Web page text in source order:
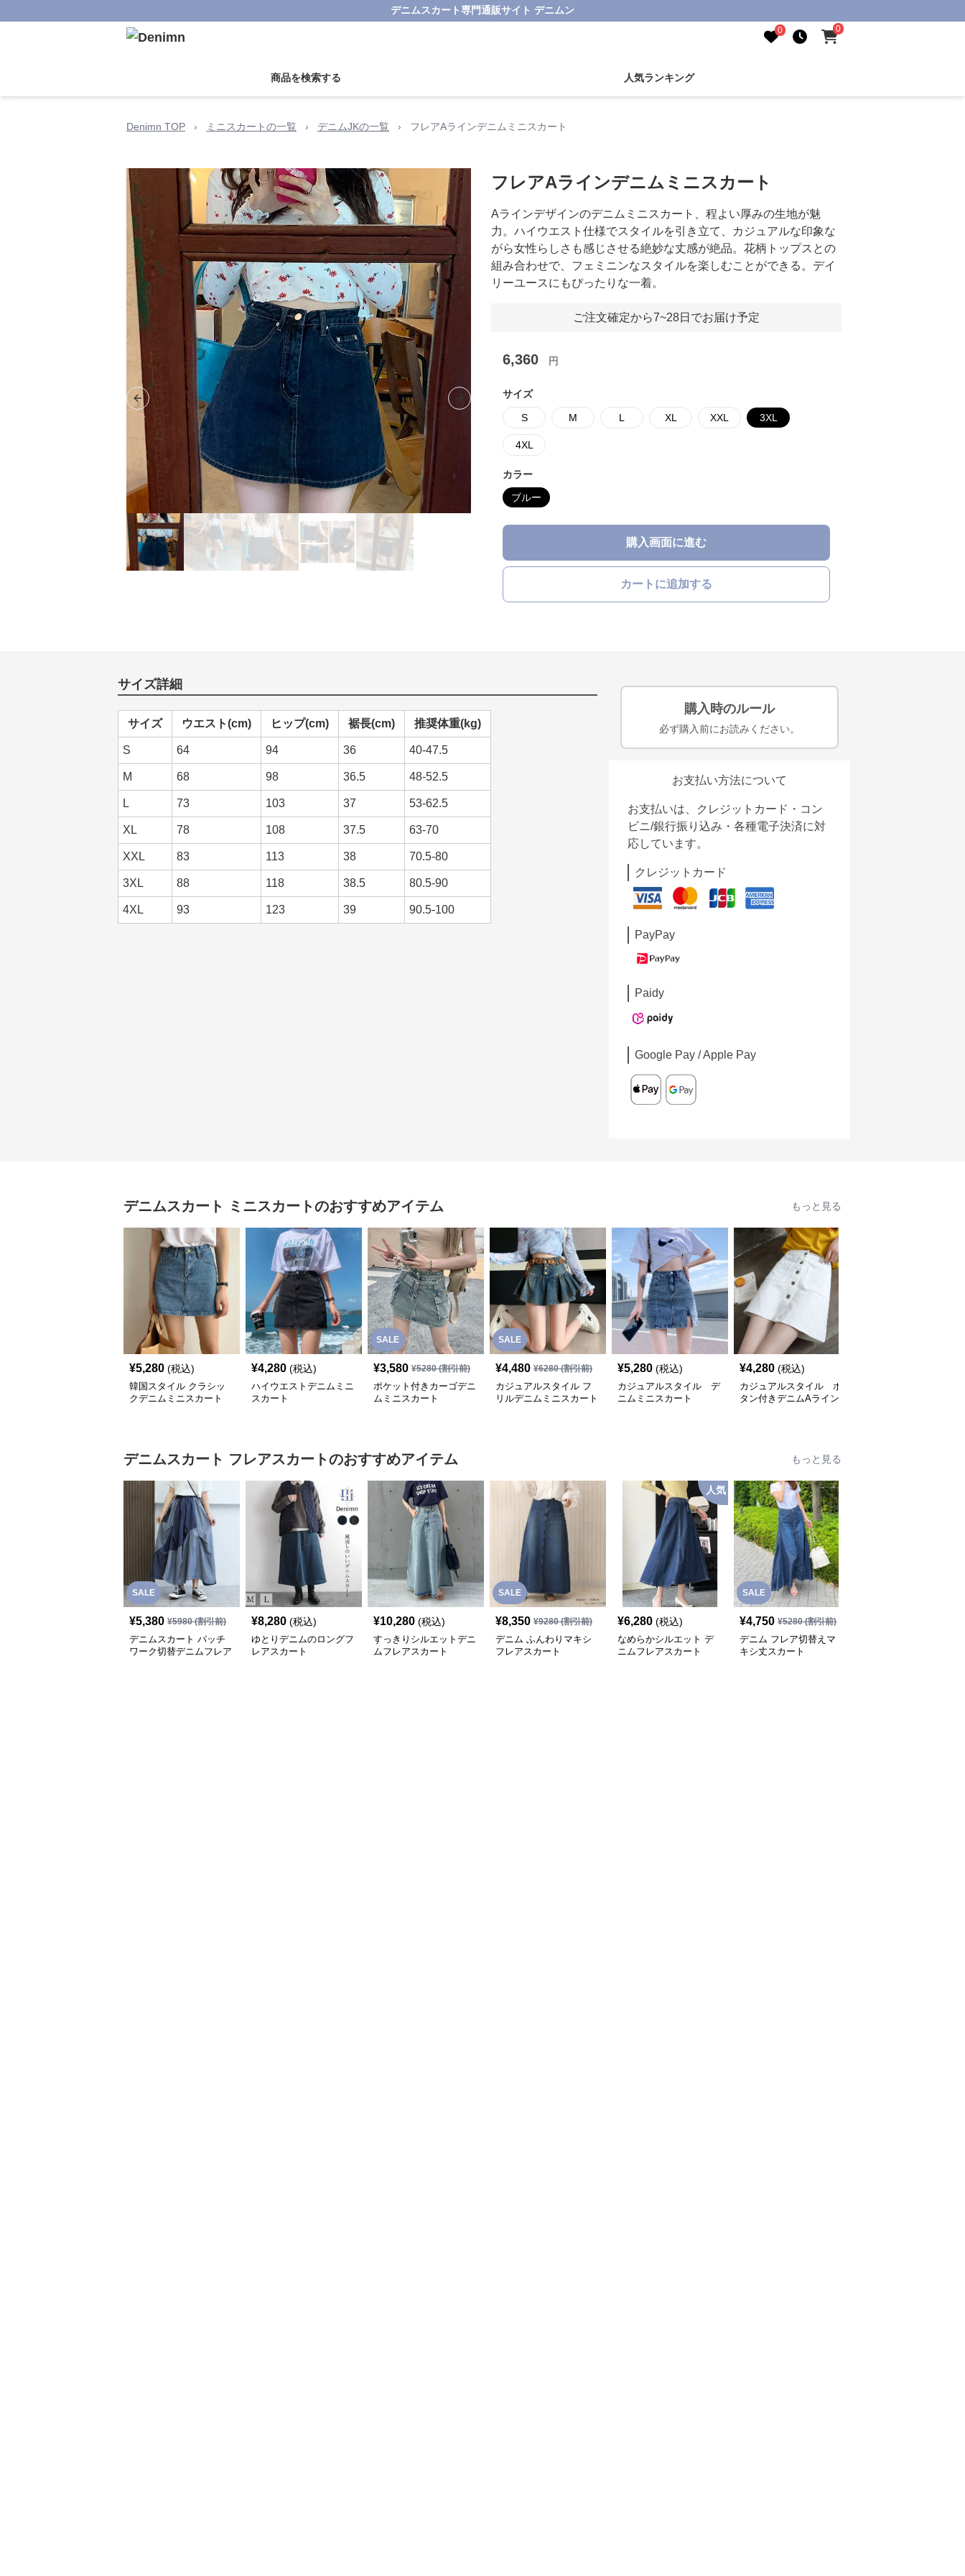
デニムスカート専門通販サイト デニムン
0 0
商品を検索する 人気ランキング
Denimn TOP › ミニスカートの一覧 › デニムJKの一覧 › フレアAラインデニムミニスカート
Previous slide Next slide
フレアAラインデニムミニスカート
Aラインデザインのデニムミニスカート、程よい厚みの生地が魅
力。ハイウエスト仕様でスタイルを引き立て、カジュアルな印象な
がら女性らしさも感じさせる絶妙な丈感が絶品。花柄トップスとの
組み合わせで、フェミニンなスタイルを楽しむことができる。デイ
リーユースにもぴったりな一着。
ご注文確定から7~28日でお届け予定
6,360 円
サイズ
S M L XL XXL 3XL
4XL
カラー
ブルー
購入画面に進む
カートに追加する
サイズ詳細
サイズ ウエスト(cm) ヒップ(cm) 裾長(cm) 推奨体重(kg)
S 64 94 36 40-47.5
M 68 98 36.5 48-52.5
L 73 103 37 53-62.5
XL 78 108 37.5 63-70
XXL 83 113 38 70.5-80
3XL 88 118 38.5 80.5-90
4XL 93 123 39 90.5-100
購入時のルール
必ず購入前にお読みください。
お支払い方法について
お支払いは、クレジットカード・コン
ビニ/銀行振り込み・各種電子決済に対
応しています。
クレジットカード
PayPay
Paidy
Google Pay / Apple Pay
デニムスカート ミニスカートのおすすめアイテム もっと見る
¥5,280 (税込)
韓国スタイル クラシッ
クデニムミニスカート
¥4,280 (税込)
ハイウエストデニムミニ
スカート
SALE
¥3,580 ¥5280(割引前)
ポケット付きカーゴデニ
ムミニスカート
SALE
¥4,480 ¥6280(割引前)
カジュアルスタイル フ
リルデニムミニスカート
¥5,280 (税込)
カジュアルスタイル デ
ニムミニスカート
¥4,280 (税込)
カジュアルスタイル ボ
タン付きデニムAライン
デニムスカート フレアスカートのおすすめアイテム もっと見る
SALE
¥5,380 ¥5980(割引前)
デニムスカート パッチ
ワーク切替デニムフレア
¥8,280 (税込)
ゆとりデニムのロングフ
レアスカート
¥10,280 (税込)
すっきりシルエットデニ
ムフレアスカート
SALE
¥8,350 ¥9280(割引前)
デニム ふんわりマキシ
フレアスカート
人気
¥6,280 (税込)
なめらかシルエット デ
ニムフレアスカート
SALE
¥4,750 ¥5280(割引前)
デニム フレア切替えマ
キシ丈スカート